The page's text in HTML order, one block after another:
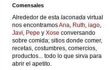
Comensales
Alrededor de esta laconada virtual
nos encontramosAna, Ruth, iago,
Javi, Pepe y Xose conversando
sobre comida; sitios donde comer,
recetas, costumbres, comercios,
productos... todo lo que sirva para
abrir el apetito.